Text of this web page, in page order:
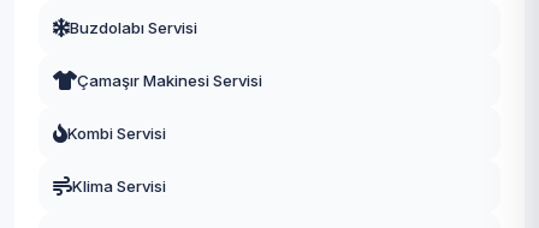
Buzdolabı Servisi
Çamaşır Makinesi Servisi
Kombi Servisi
Klima Servisi